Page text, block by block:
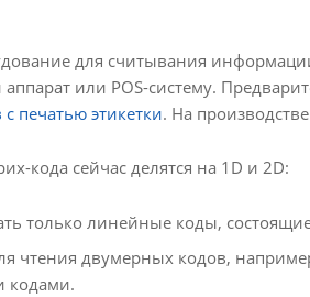
для считывания
или POS-систему.
с печатью этикетки. На
кода сейчас делятся на 1D и 2D:
только линейные коды,
чтения двумерных кодов,
кодами.